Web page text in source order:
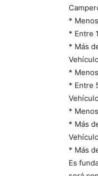
*
* Entre
* Más
*
* Entre
*
* Más
* Más
Es